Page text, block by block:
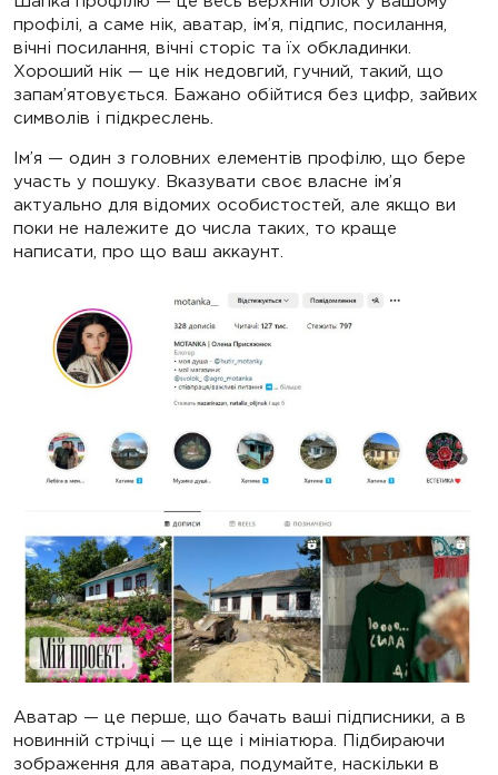
профілі, а саме нік, аватар, ім’я, підпис, посилання,
вічні посилання, вічні сторіс та їх обкладинки.
Хороший нік — це нік недовгий, гучний, такий, що
запам’ятовується. Бажано обійтися без цифр, зайвих
символів і підкреслень.
Ім’я — один з головних елементів профілю, що бере
участь у пошуку. Вказувати своє власне ім’я
актуально для відомих особистостей, але якщо ви
поки не належите до числа таких, то краще
написати, про що ваш аккаунт.
Аватар — це перше, що бачать ваші підписники, а в
новинній стрічці — це ще і мініатюра. Підбираючи
зображення для аватара, подумайте, наскільки в